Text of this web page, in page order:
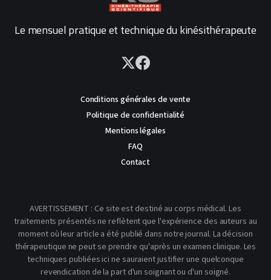
Le mensuel pratique et technique du kinésithérapeute
Conditions générales de vente
Politique de confidentialité
Mentions légales
FAQ
Contact
AVERTISSEMENT : Ce site est destiné au corps médical. Les
traitements présentés ne reflètent que l'expérience des auteurs au
moment où leur article a été publié dans notre journal. La décision
thérapeutique ne peut se prendre qu'après un examen clinique. Les
techniques publiées ici ne sauraient justifier une quelconque
revendication de la part d'un soignant ou d'un soigné.